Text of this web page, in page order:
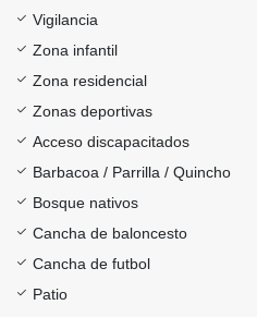
Vigilancia
Zona infantil
Zona residencial
Zonas deportivas
Acceso discapacitados
Barbacoa / Parrilla / Quincho
Bosque nativos
Cancha de baloncesto
Cancha de futbol
Patio